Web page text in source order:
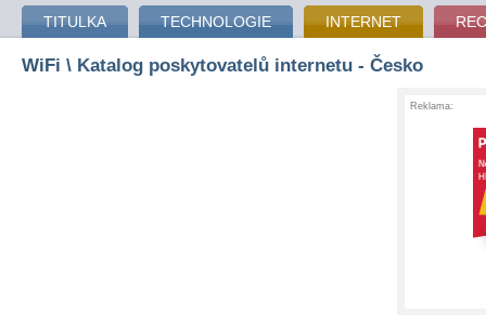
TITULKA TECHNOLOGIE INTERNET
WiFi \ Katalog poskytovatelů internetu - Česko
Reklama: